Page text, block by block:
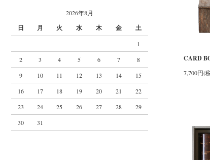
2026年8月
日 月 火 水 木 金 土
1
2
3 4 5 6 7
8
9
10 11 12 13 14
15
16
17 18 19 20 21
22
23
24 25 26 27 28
29
30
31
CARD
7,700円(